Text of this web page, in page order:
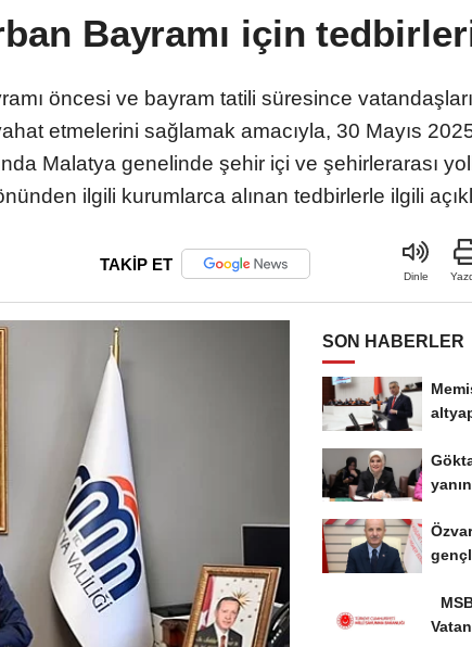
Bayramı için
öncesi ve bayram tatili süresince
etmelerini sağlamak amacıyla, 30 Mayıs
Malatya genelinde şehir içi ve şehirlerarası
ilgili kurumlarca alınan tedbirlerle ilgili
TAKİP ET
Dinle
SON HABERLER